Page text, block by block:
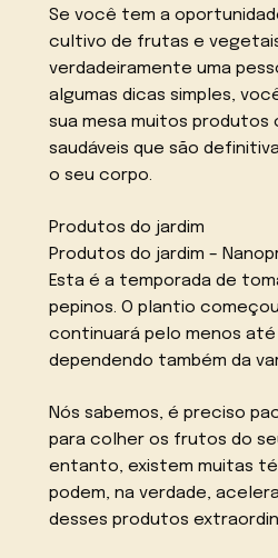
Se você tem a
cultivo de frutas e
verdadeiramente uma
algumas dicas simples,
sua mesa muitos produtos
saudáveis que são
o seu corpo.
Produtos do jardim
Produtos do jardim –
Esta é a temporada de
pepinos. O plantio
continuará pelo menos
dependendo também da
Nós sabemos, é preciso
para colher os frutos do
entanto, existem muitas
podem, na verdade,
desses produtos